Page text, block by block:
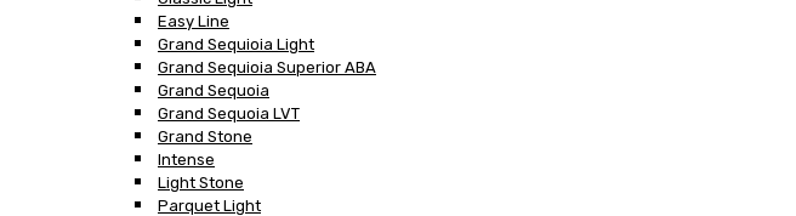
Easy Line
Grand Sequioia Light
Grand Sequioia Superior ABA
Grand Sequoia
Grand Sequoia LVT
Grand Stone
Intense
Light Stone
Parquet Light